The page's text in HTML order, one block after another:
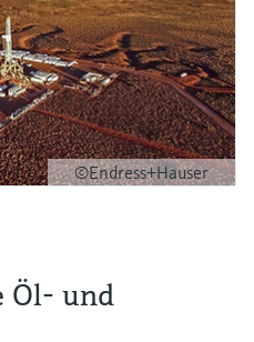
©Endress+Hauser
Öl- und